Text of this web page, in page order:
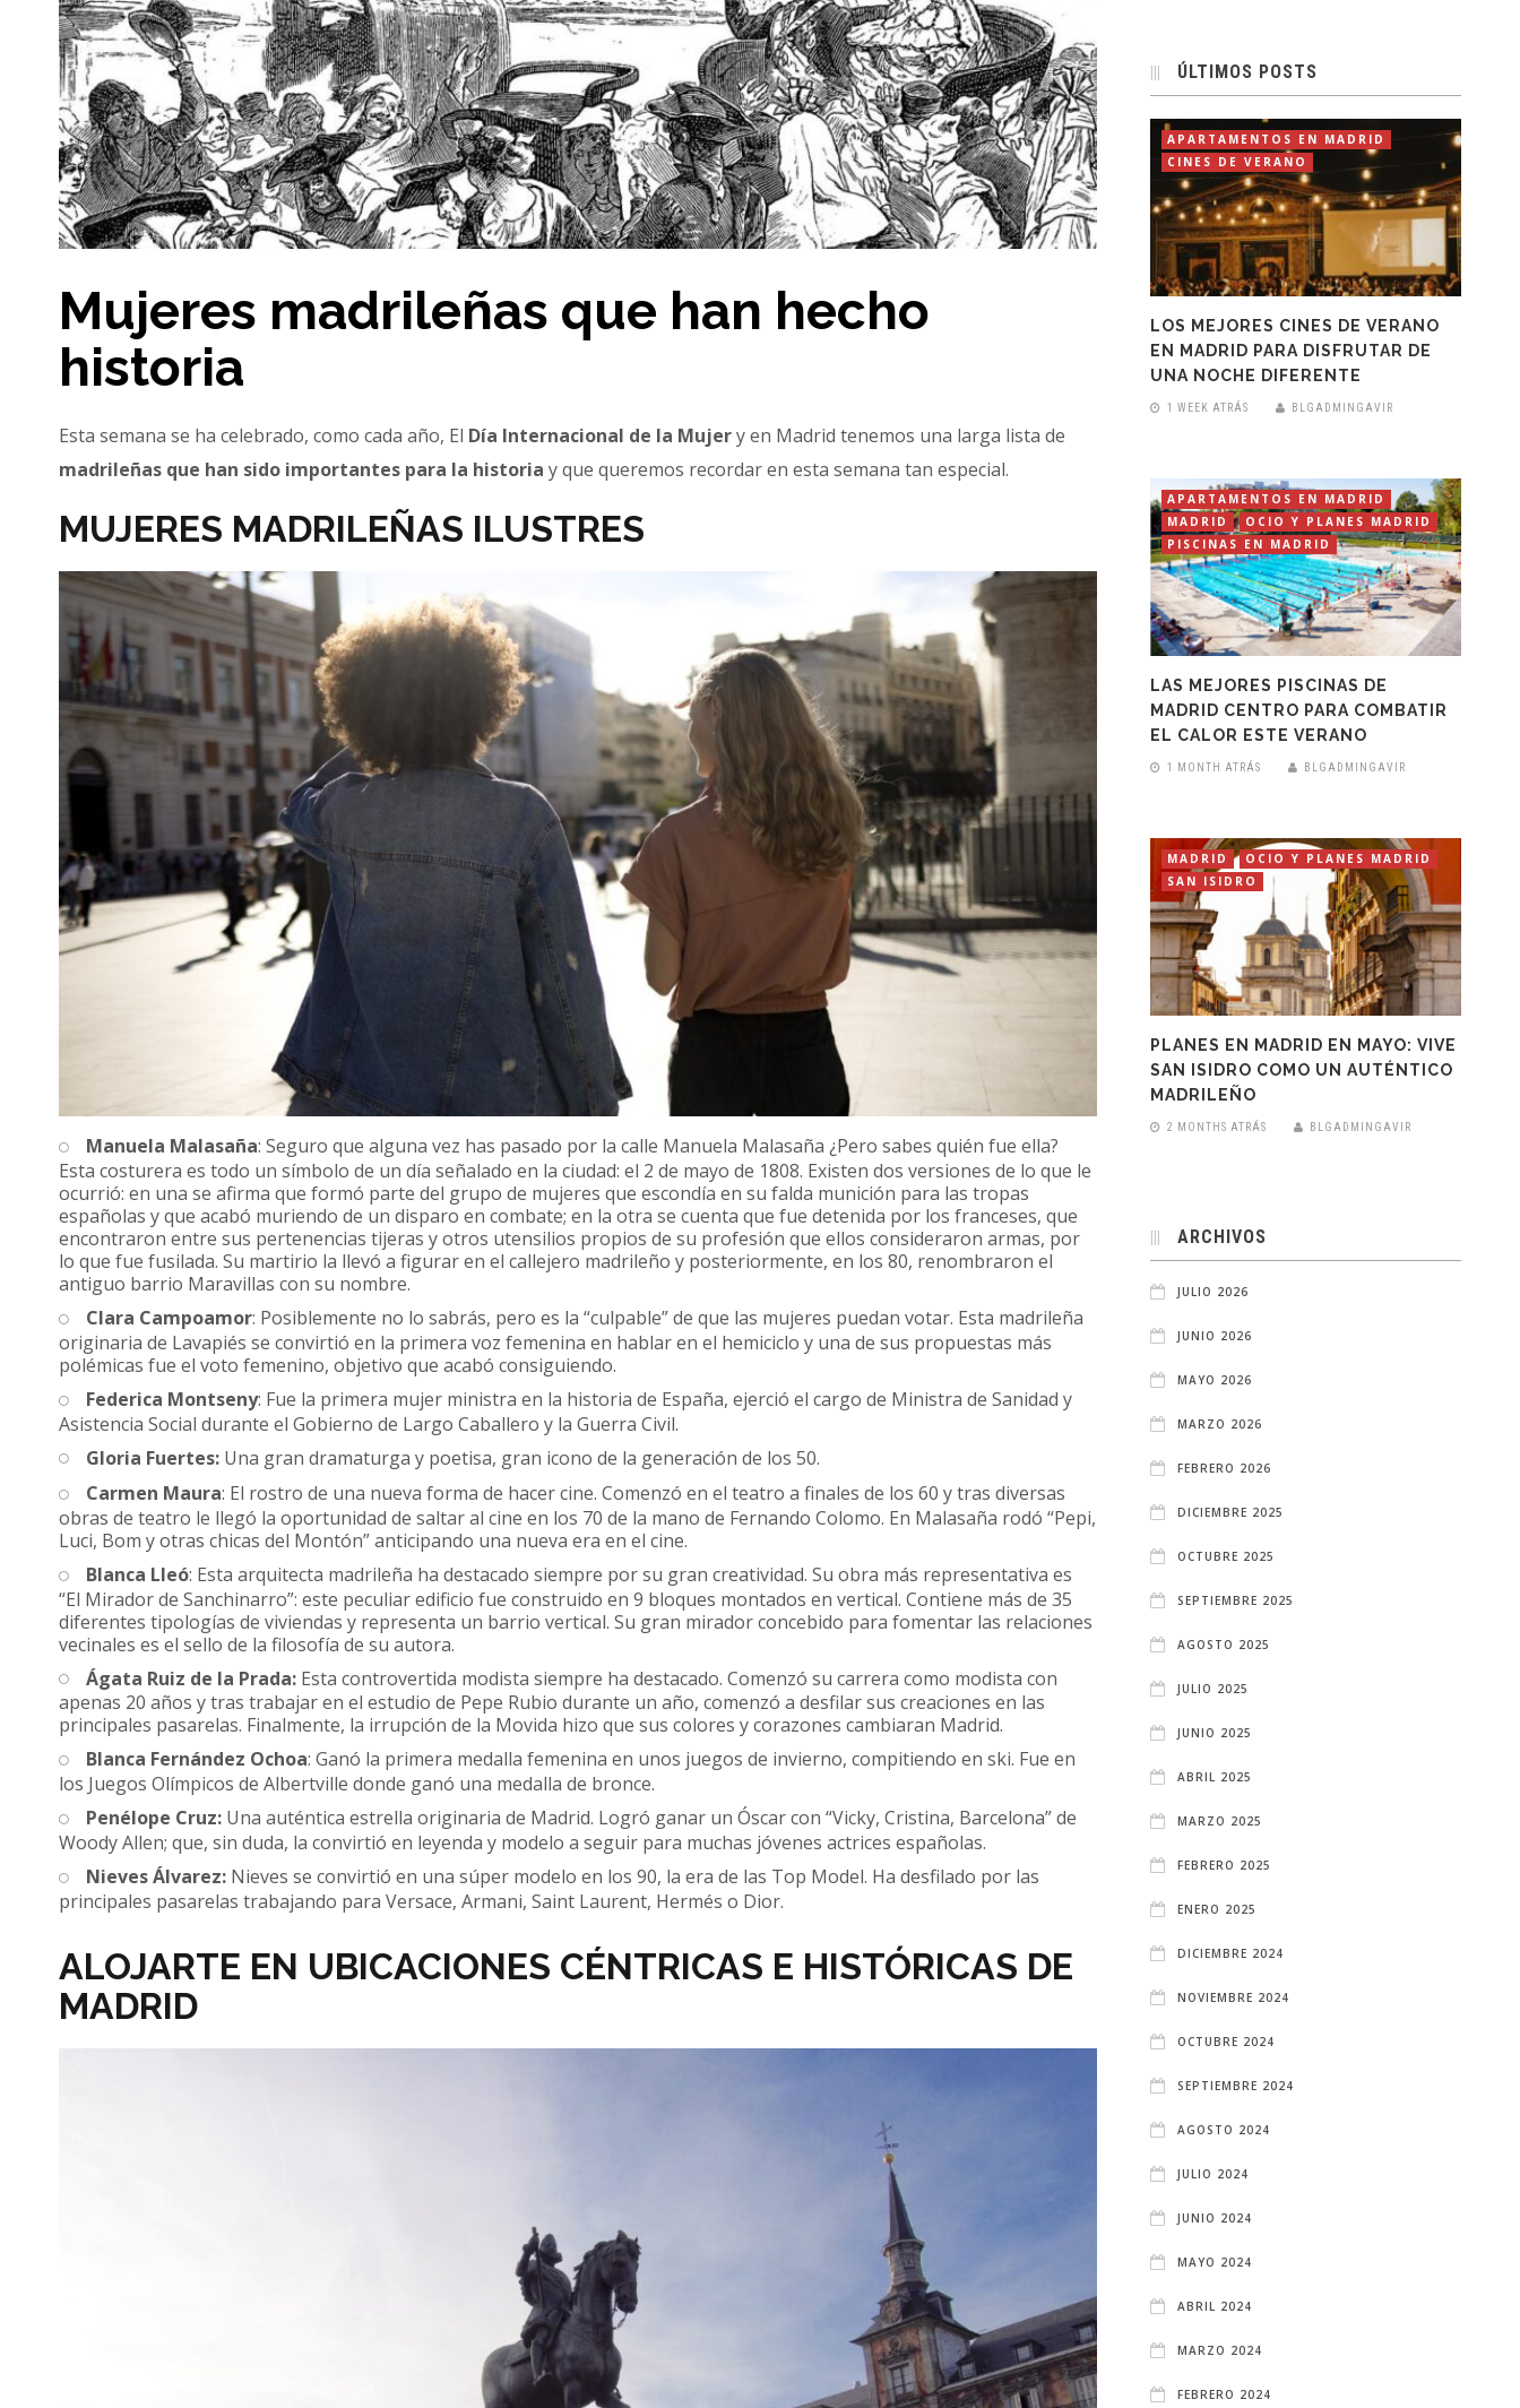
Mujeres madrileñas que han hecho
historia
Esta semana se ha celebrado, como cada año, El Día Internacional de la Mujery en Madrid tenemos una larga lista de
madrileñas que han sido importantes para la historia y que queremos recordar en esta semana tan especial.
MUJERES MADRILEÑAS ILUSTRES
Manuela Malasaña: Seguro que alguna vez has pasado por la calle Manuela Malasaña ¿Pero sabes quién fue ella?
Esta costurera es todo un símbolo de un día señalado en la ciudad: el 2 de mayo de 1808. Existen dos versiones de lo que le
ocurrió: en una se afirma que formó parte del grupo de mujeres que escondía en su falda munición para las tropas
españolas y que acabó muriendo de un disparo en combate; en la otra se cuenta que fue detenida por los franceses, que
encontraron entre sus pertenencias tijeras y otros utensilios propios de su profesión que ellos consideraron armas, por
lo que fue fusilada. Su martirio la llevó a figurar en el callejero madrileño y posteriormente, en los 80, renombraron el
antiguo barrio Maravillas con su nombre.
Clara Campoamor: Posiblemente no lo sabrás, pero es la “culpable” de que las mujeres puedan votar. Esta madrileña
originaria de Lavapiés se convirtió en la primera voz femenina en hablar en el hemiciclo y una de sus propuestas más
polémicas fue el voto femenino, objetivo que acabó consiguiendo.
Federica Montseny: Fue la primera mujer ministra en la historia de España, ejerció el cargo de Ministra de Sanidad y
Asistencia Social durante el Gobierno de Largo Caballero y la Guerra Civil.
Gloria Fuertes: Una gran dramaturga y poetisa, gran icono de la generación de los 50.
Carmen Maura: El rostro de una nueva forma de hacer cine. Comenzó en el teatro a finales de los 60 y tras diversas
obras de teatro le llegó la oportunidad de saltar al cine en los 70 de la mano de Fernando Colomo. En Malasaña rodó “Pepi,
Luci, Bom y otras chicas del Montón” anticipando una nueva era en el cine.
Blanca Lleó: Esta arquitecta madrileña ha destacado siempre por su gran creatividad. Su obra más representativa es
“El Mirador de Sanchinarro”: este peculiar edificio fue construido en 9 bloques montados en vertical. Contiene más de 35
diferentes tipologías de viviendas y representa un barrio vertical. Su gran mirador concebido para fomentar las relaciones
vecinales es el sello de la filosofía de su autora.
Ágata Ruiz de la Prada: Esta controvertida modista siempre ha destacado. Comenzó su carrera como modista con
apenas 20 años y tras trabajar en el estudio de Pepe Rubio durante un año, comenzó a desfilar sus creaciones en las
principales pasarelas. Finalmente, la irrupción de la Movida hizo que sus colores y corazones cambiaran Madrid.
Blanca Fernández Ochoa: Ganó la primera medalla femenina en unos juegos de invierno, compitiendo en ski. Fue en
los Juegos Olímpicos de Albertville donde ganó una medalla de bronce.
Penélope Cruz: Una auténtica estrella originaria de Madrid. Logró ganar un Óscar con “Vicky, Cristina, Barcelona” de
Woody Allen; que, sin duda, la convirtió en leyenda y modelo a seguir para muchas jóvenes actrices españolas.
Nieves Álvarez: Nieves se convirtió en una súper modelo en los 90, la era de las Top Model. Ha desfilado por las
principales pasarelas trabajando para Versace, Armani, Saint Laurent, Hermés o Dior.
ALOJARTE EN UBICACIONES CÉNTRICAS E HISTÓRICAS DE
MADRID
ÚLTIMOS POSTS
APARTAMENTOS EN MADRID
CINES DE VERANO
LOS MEJORES CINES DE VERANO
EN MADRID PARA DISFRUTAR DE
UNA NOCHE DIFERENTE
1 WEEK ATRÁS BLGADMINGAVIR
APARTAMENTOS EN MADRID
MADRID
OCIO Y PLANES MADRID
PISCINAS EN MADRID
LAS MEJORES PISCINAS DE
MADRID CENTRO PARA COMBATIR
EL CALOR ESTE VERANO
1 MONTH ATRÁS BLGADMINGAVIR
MADRID
OCIO Y PLANES MADRID
SAN ISIDRO
PLANES EN MADRID EN MAYO: VIVE
SAN ISIDRO COMO UN AUTÉNTICO
MADRILEÑO
2 MONTHS ATRÁS BLGADMINGAVIR
ARCHIVOS
JULIO 2026
JUNIO 2026
MAYO 2026
MARZO 2026
FEBRERO 2026
DICIEMBRE 2025
OCTUBRE 2025
SEPTIEMBRE 2025
AGOSTO 2025
JULIO 2025
JUNIO 2025
ABRIL 2025
MARZO 2025
FEBRERO 2025
ENERO 2025
DICIEMBRE 2024
NOVIEMBRE 2024
OCTUBRE 2024
SEPTIEMBRE 2024
AGOSTO 2024
JULIO 2024
JUNIO 2024
MAYO 2024
ABRIL 2024
MARZO 2024
FEBRERO 2024